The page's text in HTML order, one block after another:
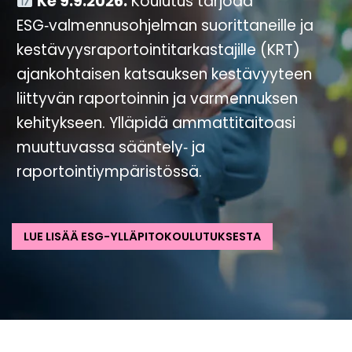
ESG‑valmennusohjelman suorittaneille ja
kestävyysraportointitarkastajille (KRT)
ajankohtaisen katsauksen kestävyyteen
liittyvän raportoinnin ja varmennuksen
kehitykseen. Ylläpidä ammattitaitoasi
muuttuvassa sääntely‑ ja
raportointiympäristössä.
LUE LISÄÄ ESG-YLLÄPITOKOULUTUKSESTA